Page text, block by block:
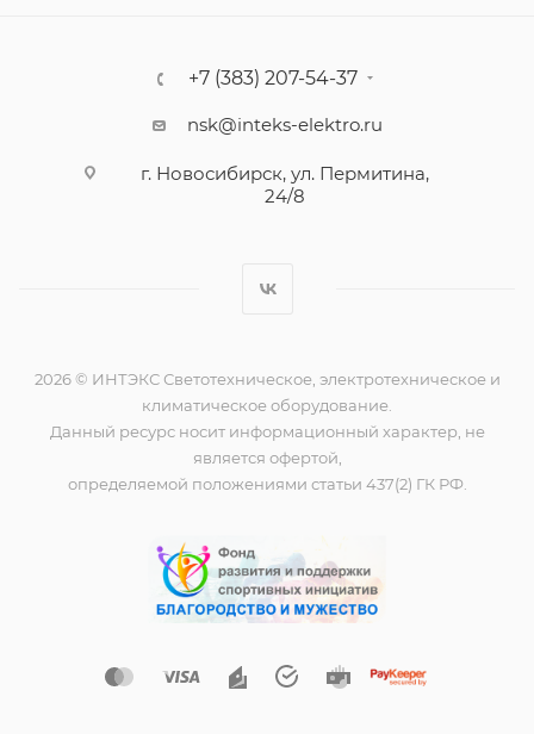
+7 (383) 207-54-37
nsk@inteks-elektro.ru
г. Новосибирск, ул. Пермитина,
24/8
2026 © ИНТЭКС Светотехническое, электротехническое и
климатическое оборудование.
Данный ресурс носит информационный характер, не
является офертой,
определяемой положениями статьи 437(2) ГК РФ.